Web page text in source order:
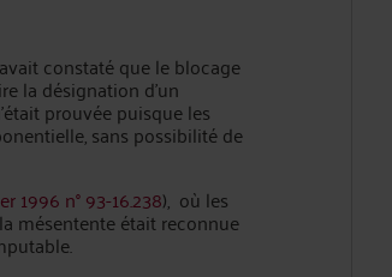
constaté que le blocage
la désignation d’un
prouvée puisque les
sans possibilité de
1996 n° 93-16.238), où les
mésentente était reconnue